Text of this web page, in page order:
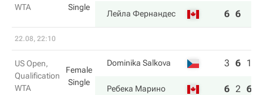
WTA
Single
Лейла Фернандес 6 6
22.08, 22:10
US Open,
Qualification
WTA
Female
Single
Dominika Salkova 3 6 1
Ребека Марино 6 2 6